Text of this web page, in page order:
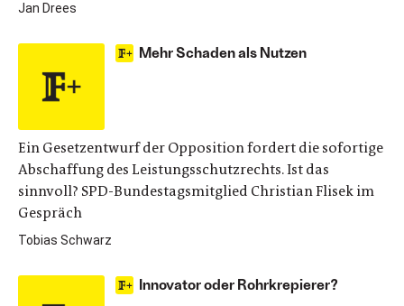
Jan Drees
Mehr Schaden als Nutzen
Ein Gesetzentwurf der Opposition fordert die sofortige
Abschaffung des Leistungsschutzrechts. Ist das
sinnvoll? SPD-Bundestagsmitglied Christian Flisek im
Gespräch
Tobias Schwarz
Innovator oder Rohrkrepierer?